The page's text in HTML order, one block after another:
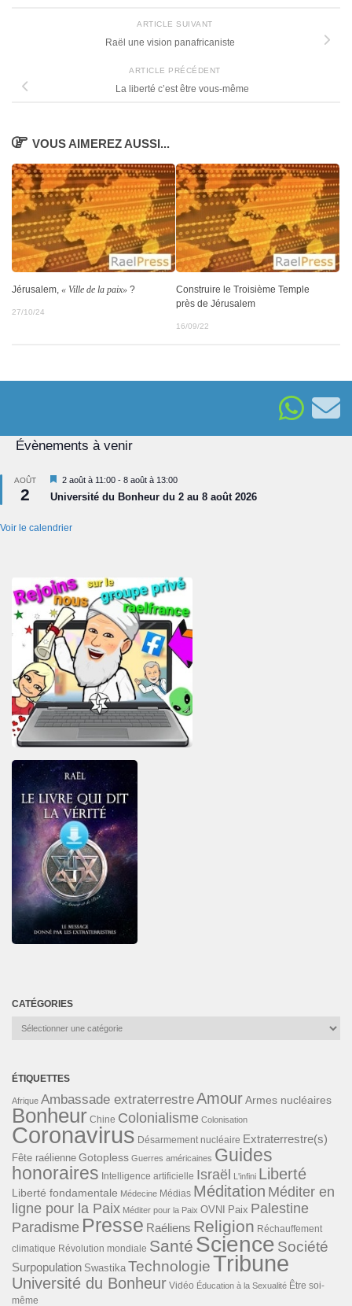
ARTICLE SUIVANT
Raël une vision panafricaniste
ARTICLE PRÉCÉDENT
La liberté c’est être vous-même
VOUS AIMEREZ AUSSI...
Jérusalem, « Ville de la paix» ?
27/10/24
Construire le Troisième Temple
près de Jérusalem
16/09/22
Évènements à venir
AOÛT
2
Mis
en
avant
2 août à 11:00 - 8 août à 13:00
Université du Bonheur du 2 au 8 août 2026
Voir le calendrier
CATÉGORIES
Catégories
ÉTIQUETTES
Afrique Ambassade extraterrestreAmourArmes nucléaires
Bonheur Chine Colonialisme Colonisation
Coronavirus Désarmement nucléaire Extraterrestre(s)
Fête raélienne Gotopless Guerres américaines Guides
honoraires Intelligence artificielle Israël L'infini Liberté
Liberté fondamentale Médecine Médias Méditation Méditer en
ligne pour la Paix Méditer pour la Paix OVNI Paix Palestine
Paradisme Presse Raéliens Religion Réchauffement
climatique Révolution mondiale Santé Science Société
Surpopulation Swastika TechnologieTribune
Université du Bonheur Vidéo Éducation à la Sexualité Être soi-
même